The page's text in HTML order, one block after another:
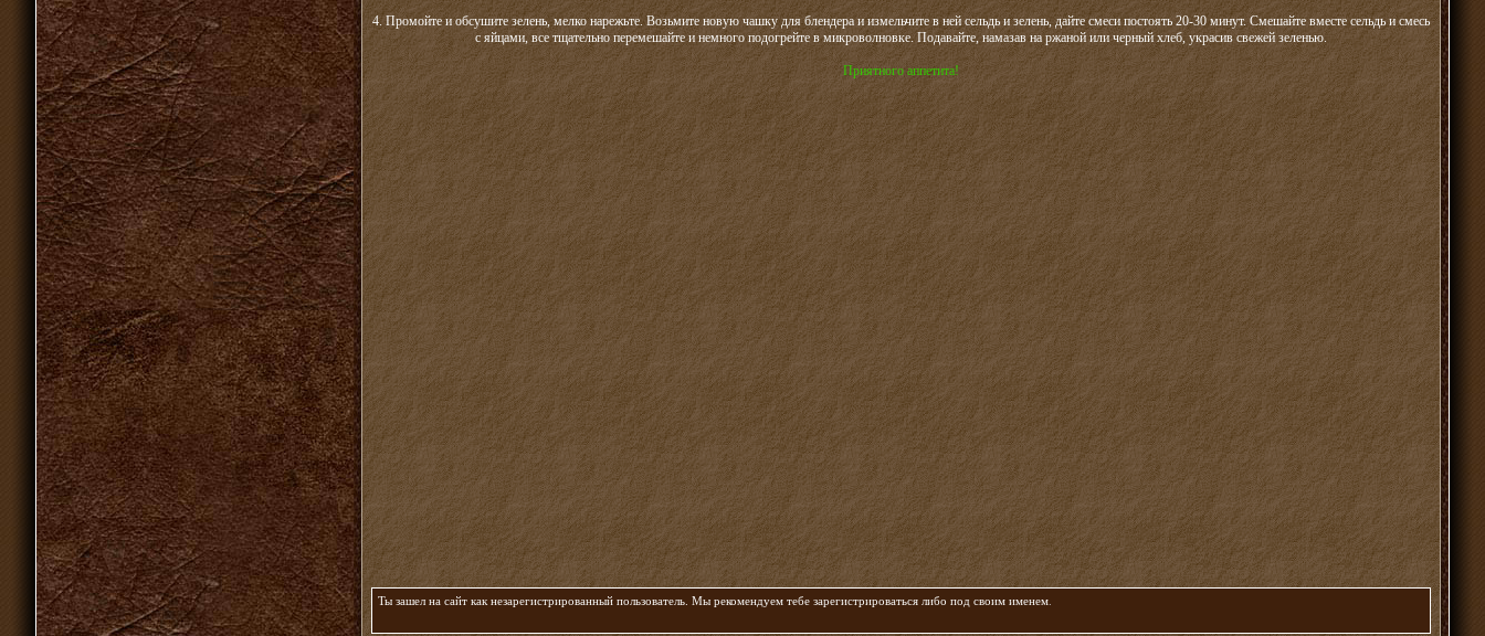
4. Промойте и обсушите зелень, мелко нарежьте. Возьмите новую чашку для блендера и измельчите в ней сельдь и зелень, дайте смеси постоять 20-30 минут. Смешайте вместе сельдь и смесь
с яйцами, все тщательно перемешайте и немного подогрейте в микроволновке. Подавайте, намазав на ржаной или черный хлеб, украсив свежей зеленью.
Приятного аппетита!
Ты зашел на сайт как незарегистрированный пользователь. Мы рекомендуем тебе зарегистрироваться либо под своим именем